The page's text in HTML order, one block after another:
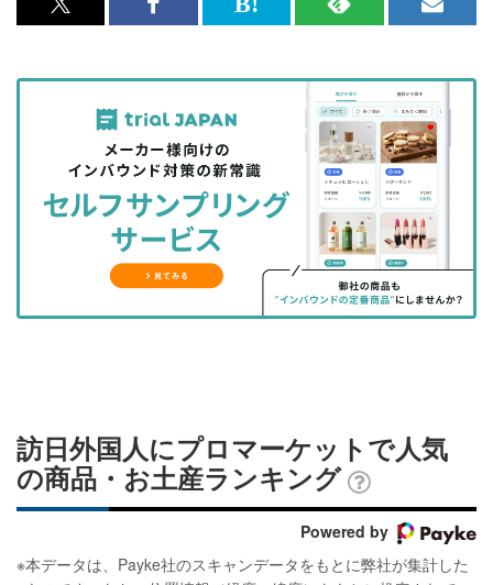
x<br>
記
を
シ
ェ
る
Facebook<br>
記
事
を
シ
ェ
ア
す
る
は
な
ッ
ク
マ
に
RSS
記
事
を
購
読
す
る
メ
マ
ガ
登
録
す
る
訪日外国人にプロマーケットで人気
の商品・お土産ランキング
Powered by
※本データは、Payke社のスキャンデータをもとに弊社が集計した